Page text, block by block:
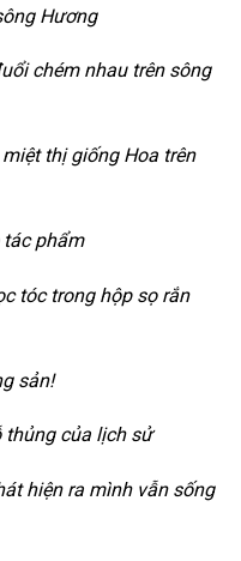
Hương
chém nhau trên sông
thị giống Hoa trên
phẩm
tóc trong hộp sọ rắn
sản!
thủng của lịch sử
hiện ra mình vẫn sống